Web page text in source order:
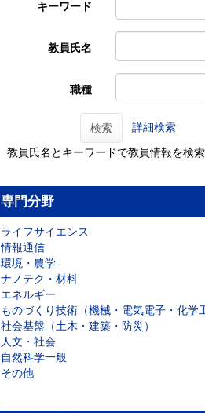
キーワード
教員氏名
職種
検索 詳細検索
教員氏名とキーワードで教員情報を検索
専門分野
ライフサイエンス
情報通信
環境・農学
ナノテク・材料
エネルギー
ものづくり技術（機械・電気電子・化学
社会基盤（土木・建築・防災）
人文・社会
自然科学一般
その他